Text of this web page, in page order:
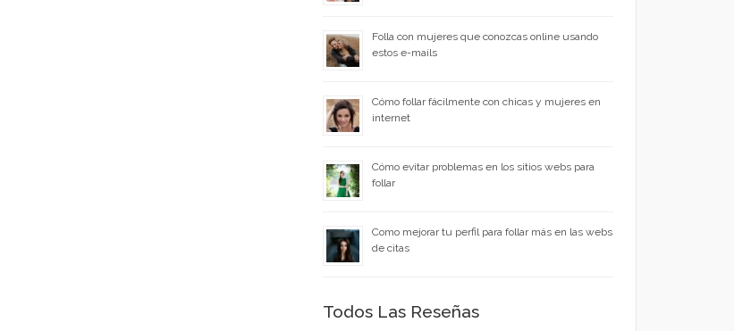
Folla con mujeres que conozcas online usando
estos e-mails
Cómo follar fácilmente con chicas y mujeres en
internet
Cómo evitar problemas en los sitios webs para
follar
Como mejorar tu perfil para follar más en las webs
de citas
Todos Las Reseñas